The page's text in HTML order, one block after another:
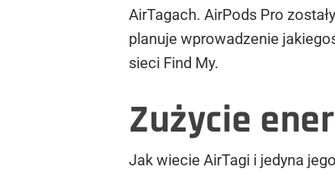
AirTagach. AirPods Pro
planuje wprowadzenie
sieci Find My.
Zużycie
Jak wiecie AirTagi i jedyna